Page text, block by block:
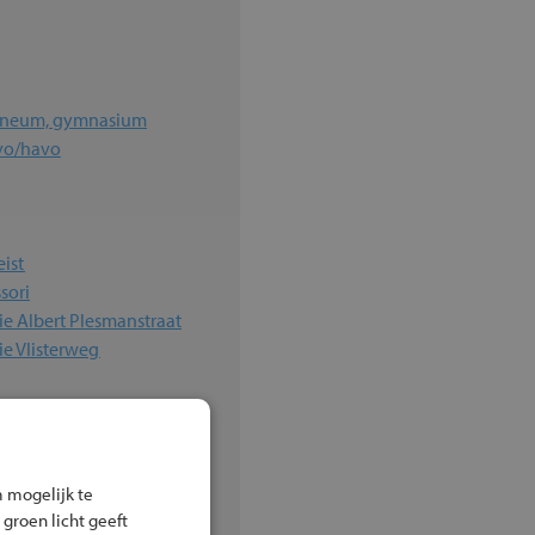
gymnasium
havo
Albert Plesmanstraat
Vlisterweg
mogelijk te
groen licht geeft